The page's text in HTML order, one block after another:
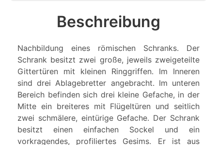
Beschreibung
Nachbildung eines römischen Schranks. Der
Schrank besitzt zwei große, jeweils zweigeteilte
Gittertüren mit kleinen Ringgriffen. Im Inneren
sind drei Ablagebretter angebracht. Im unteren
Bereich befinden sich drei kleine Gefache, in der
Mitte ein breiteres mit Flügeltüren und seitlich
zwei schmälere, eintürige Gefache. Der Schrank
besitzt einen einfachen Sockel und ein
vorkragendes, profiliertes Gesims. Er ist aus